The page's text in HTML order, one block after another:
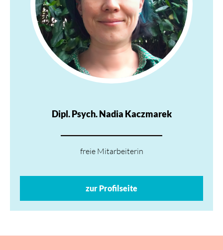
Dipl. Psych. Nadia Kaczmarek
freie Mitarbeiterin
zur Profilseite